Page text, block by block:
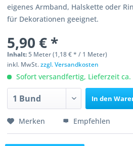
eigenes Armband, Halskette oder
für Dekorationen geeignet.
5,90 € *
Inhalt:5 Meter (1,18 € * / 1 Meter)
inkl. MwSt.zzgl. Versandkosten
Sofort versandfertig, Lieferzeit ca.
In den
Merken Empfehlen